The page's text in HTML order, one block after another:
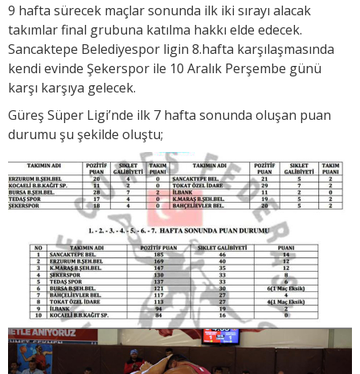
9 hafta sürecek maçlar sonunda ilk iki sırayı alacak
takımlar final grubuna katılma hakkı elde edecek.
Sancaktepe Belediyespor ligin 8.hafta karşılaşmasında
kendi evinde Şekerspor ile 10 Aralık Perşembe günü
karşı karşıya gelecek.
Güreş Süper Ligi’nde ilk 7 hafta sonunda oluşan puan
durumu şu şekilde oluştu;